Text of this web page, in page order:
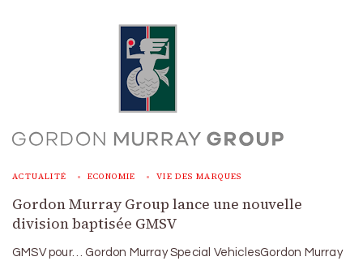
ACTUALITÉ ECONOMIE VIE DES MARQUES
Gordon Murray Group lance une nouvelle
division baptisée GMSV
GMSV pour… Gordon Murray Special VehiclesGordon Murray